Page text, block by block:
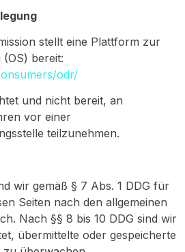
stellt eine Plattform zur
bereit:
odr/
und nicht bereit, an
vor einer
teilzunehmen.
wir gemäß § 7 Abs. 1 DDG für
Seiten nach den allgemeinen
Nach §§ 8 bis 10 DDG sind wir
übermittelte oder gespeicherte